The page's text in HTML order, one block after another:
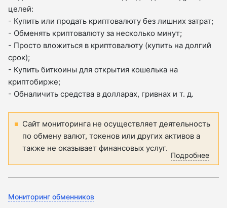
целей:
- Купить или продать криптовалюту без лишних затрат;
- Обменять криптовалюту за несколько минут;
- Просто вложиться в криптовалюту (купить на долгий
срок);
- Купить биткоины для открытия кошелька на
криптобирже;
- Обналичить средства в долларах, гривнах и т. д.
Сайт мониторинга не осуществляет деятельность
по обмену валют, токенов или других активов а
также не оказывает финансовых услуг.
Подробнее
Мониторинг обменников